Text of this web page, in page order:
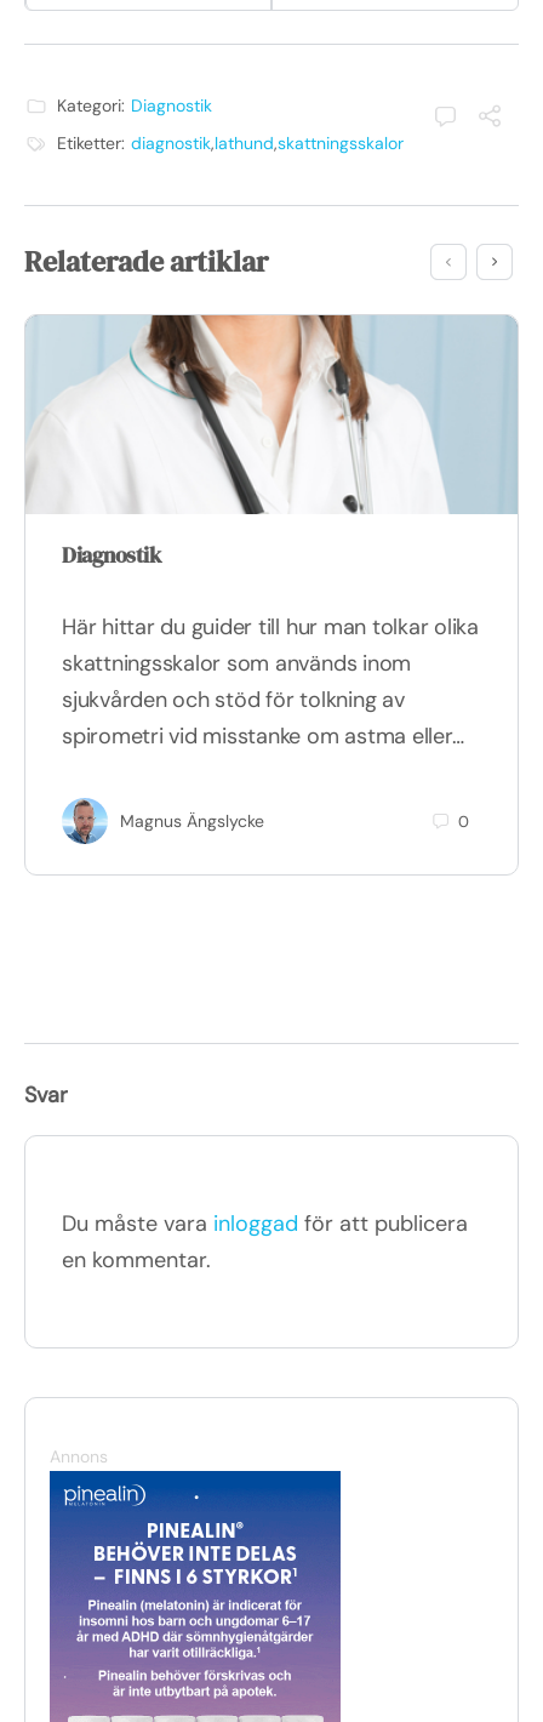
Kategori: Diagnostik
Etiketter: diagnostik,lathund,skattningsskalor
Relaterade artiklar
Diagnostik
Här hittar du guider till hur man tolkar olika
skattningsskalor som används inom
sjukvården och stöd för tolkning av
spirometri vid misstanke om astma eller…
Magnus Ängslycke 0
Svar
Du måste vara inloggad för att publicera
en kommentar.
Annons